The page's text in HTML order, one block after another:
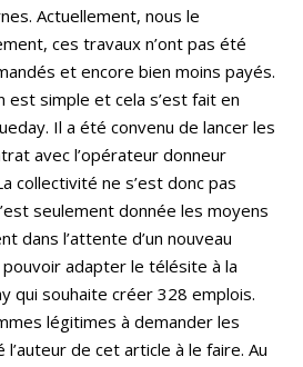
Actuellement, nous le
ces travaux n’ont pas été
et encore bien moins payés.
est simple et cela s’est fait en
Il a été convenu de lancer les
avec l’opérateur donneur
collectivité ne s’est donc pas
seulement donnée les moyens
dans l’attente d’un nouveau
adapter le télésite à la
qui souhaite créer 328 emplois.
légitimes à demander les
de cet article à le faire. Au